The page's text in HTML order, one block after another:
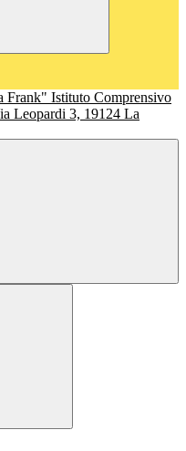
Istituto Comprensivo
Leopardi 3, 19124 La